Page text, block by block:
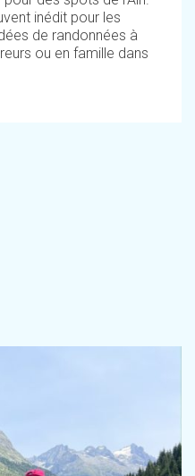
inédit pour les
de randonnées à
ou en famille dans